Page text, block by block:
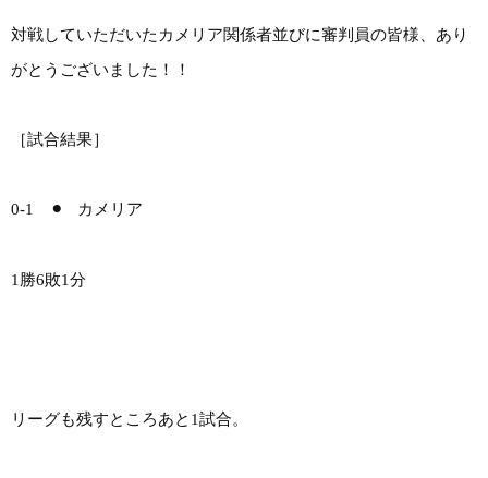
対戦していただいたカメリア関係者並びに審判員の皆様、あり
がとうございました！！
［試合結果］
0-1 ⚫︎ カメリア
1勝6敗1分
リーグも残すところあと1試合。